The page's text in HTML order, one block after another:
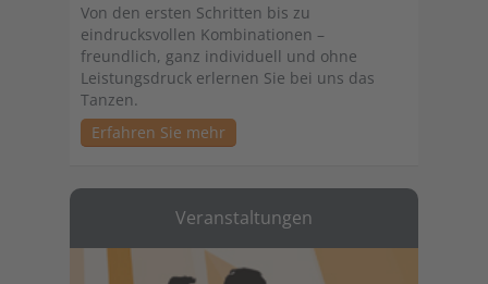
Von den ersten Schritten bis zu
eindrucksvollen Kombinationen –
freundlich, ganz individuell und ohne
Leistungsdruck erlernen Sie bei uns das
Tanzen.
Erfahren Sie mehr
Veranstaltungen